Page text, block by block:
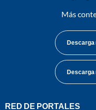
Más
Descarga
Descarga
RED DE PORTALES